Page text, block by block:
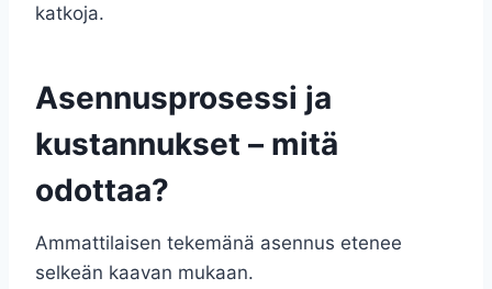
katkoja.
Asennusprosessi ja
kustannukset – mitä
odottaa?
Ammattilaisen tekemänä asennus etenee
selkeän kaavan mukaan.